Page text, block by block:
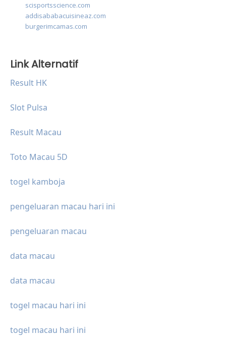
scisportsscience.com
addisababacuisineaz.com
burgerimcamas.com
Link Alternatif
Result HK
Slot Pulsa
Result Macau
Toto Macau 5D
togel kamboja
pengeluaran macau hari ini
pengeluaran macau
data macau
data macau
togel macau hari ini
togel macau hari ini